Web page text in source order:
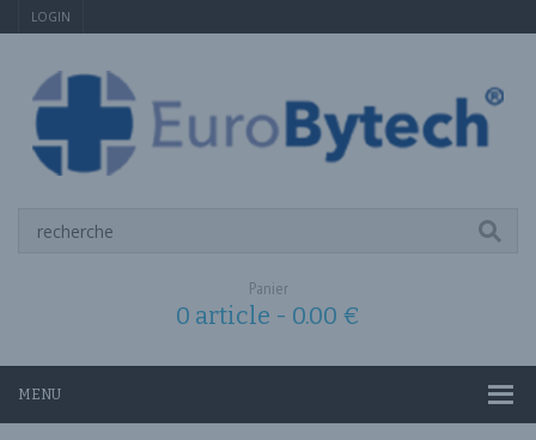
LOGIN
Panier
0 article - 0.00 €
MENU